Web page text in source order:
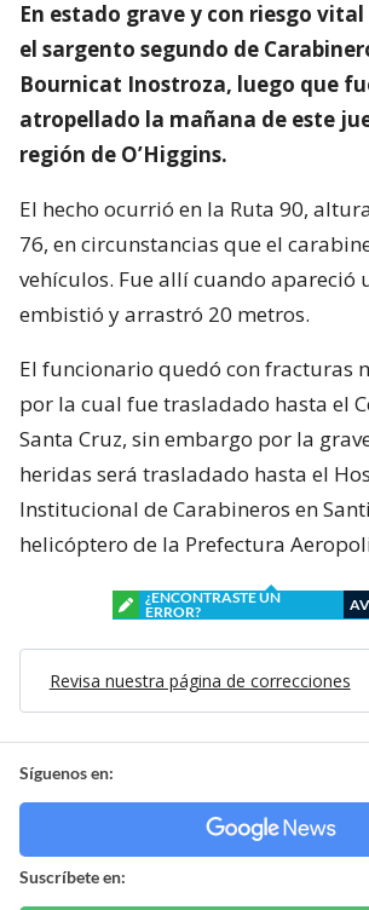
En estado grave y con riesgo
el sargento segundo de
Bournicat Inostroza, luego que
atropellado la mañana de este
región de O’Higgins.
El hecho ocurrió en la Ruta 90,
76, en circunstancias que el
vehículos. Fue allí cuando apareció
embistió y arrastró 20 metros.
El funcionario quedó con fracturas
por la cual fue trasladado hasta el
Santa Cruz, sin embargo por la
heridas será trasladado hasta el
Institucional de Carabineros en
helicóptero de la Prefectura
¿ENCONTRASTE UN
ERROR?
Revisa nuestra página de correcciones
Síguenos en:
Suscríbete en: